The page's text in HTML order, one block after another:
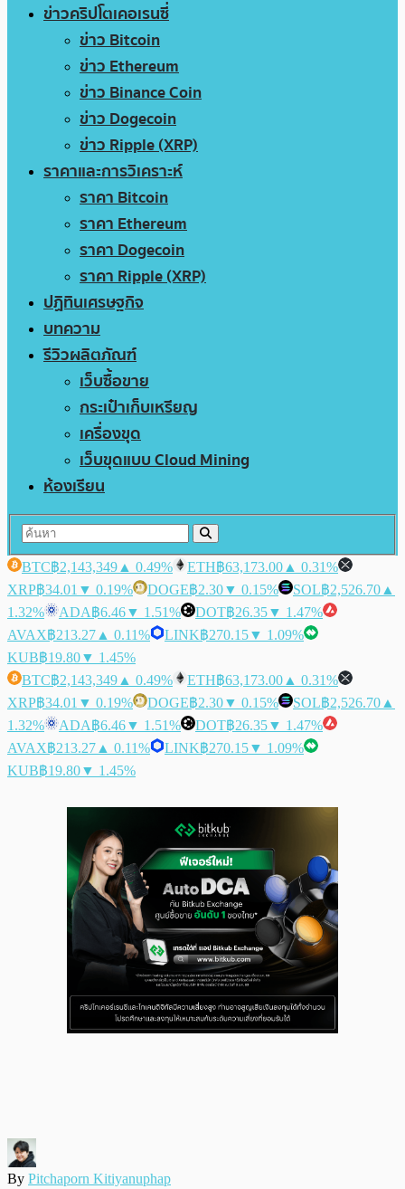
ข่าวคริปโตเคอเรนซี่
ข่าว Bitcoin
ข่าว Ethereum
ข่าว Binance Coin
ข่าว Dogecoin
ข่าว Ripple (XRP)
ราคาและการวิเคราะห์
ราคา Bitcoin
ราคา Ethereum
ราคา Dogecoin
ราคา Ripple (XRP)
ปฏิทินเศรษฐกิจ
บทความ
รีวิวผลิตภัณฑ์
เว็บซื้อขาย
กระเป๋าเก็บเหรียญ
เครื่องขุด
เว็บขุดแบบ Cloud Mining
ห้องเรียน
BTC฿2,143,349 ▲ 0.49% ETH฿63,173.00 ▲ 0.31%
XRP฿34.01 ▼ 0.19% DOGE฿2.30▼ 0.15% SOL฿2,526.70 ▲
1.32%
ADA฿6.46▼ 1.51% DOT฿26.35▼ 1.47%
AVAX฿213.27 ▲ 0.11% LINK฿270.15▼ 1.09%
KUB฿19.80▼ 1.45%
BTC฿2,143,349 ▲ 0.49% ETH฿63,173.00 ▲ 0.31%
XRP฿34.01 ▼ 0.19% DOGE฿2.30▼ 0.15% SOL฿2,526.70 ▲
1.32%
ADA฿6.46▼ 1.51% DOT฿26.35▼ 1.47%
AVAX฿213.27 ▲ 0.11% LINK฿270.15▼ 1.09%
KUB฿19.80▼ 1.45%
By Pitchaporn Kitiyanuphap